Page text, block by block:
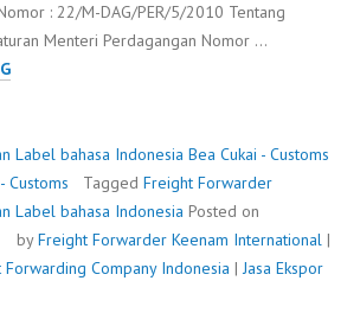
: 22/M-DAG/PER/5/2010 Tentang
Menteri Perdagangan Nomor …
PENUNDAAN
BAHASA
INDONESIA
Label bahasa Indonesia Bea Cukai - Customs
Customs Tagged Freight Forwarder
Label bahasa Indonesia Posted on
byFreight Forwarder Keenam International |
Company Indonesia |Jasa Ekspor